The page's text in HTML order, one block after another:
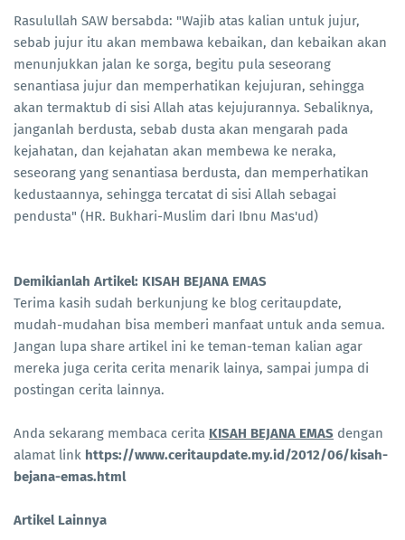
Rasulullah SAW bersabda: "Wajib atas kalian untuk jujur,
sebab jujur itu akan membawa kebaikan, dan kebaikan akan
menunjukkan jalan ke sorga, begitu pula seseorang
senantiasa jujur dan memperhatikan kejujuran, sehingga
akan termaktub di sisi Allah atas kejujurannya. Sebaliknya,
janganlah berdusta, sebab dusta akan mengarah pada
kejahatan, dan kejahatan akan membewa ke neraka,
seseorang yang senantiasa berdusta, dan memperhatikan
kedustaannya, sehingga tercatat di sisi Allah sebagai
pendusta" (HR. Bukhari-Muslim dari Ibnu Mas'ud)
Demikianlah Artikel: KISAH BEJANA EMAS
Terima kasih sudah berkunjung ke blog ceritaupdate,
mudah-mudahan bisa memberi manfaat untuk anda semua.
Jangan lupa share artikel ini ke teman-teman kalian agar
mereka juga cerita cerita menarik lainya, sampai jumpa di
postingan cerita lainnya.
Anda sekarang membaca cerita KISAH BEJANA EMAS dengan
alamat link https://www.ceritaupdate.my.id/2012/06/kisah-
bejana-emas.html
Artikel Lainnya